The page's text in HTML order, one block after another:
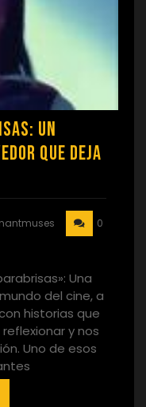
Un
que Deja
0
Una
del cine, a
historias que
y nos
Uno de esos